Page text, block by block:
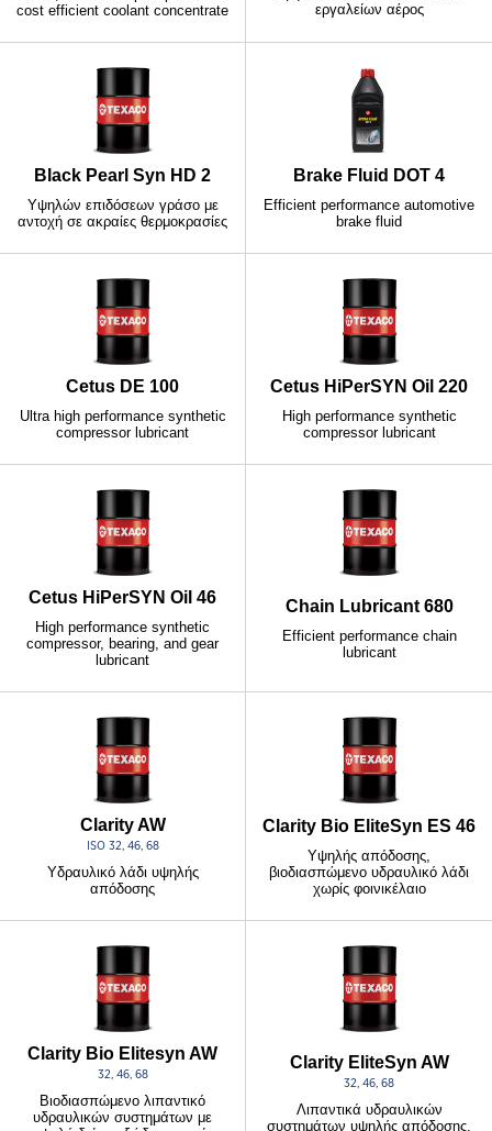
cost efficient coolant concentrate
εργαλείων αέρος
Black Pearl Syn HD 2
Υψηλών επιδόσεων γράσο με
αντοχή σε ακραίες θερμοκρασίες
Brake Fluid DOT 4
Efficient performance automotive
brake fluid
Cetus DE 100
Ultra high performance synthetic
compressor lubricant
Cetus HiPerSYN Oil 220
High performance synthetic
compressor lubricant
Cetus HiPerSYN Oil 46
High performance synthetic
compressor, bearing, and gear
lubricant
Chain Lubricant 680
Efficient performance chain
lubricant
Clarity AW
ISO 32, 46, 68
Υδραυλικό λάδι υψηλής
απόδοσης
Clarity Bio EliteSyn ES 46
Υψηλής απόδοσης,
βιοδιασπώμενο υδραυλικό λάδι
χωρίς φοινικέλαιο
Clarity Bio Elitesyn AW
32, 46, 68
Βιοδιασπώμενο λιπαντικό
υδραυλικών συστημάτων με
Clarity EliteSyn AW
32, 46, 68
Λιπαντικά υδραυλικών
συστημάτων υψηλής απόδοσης,